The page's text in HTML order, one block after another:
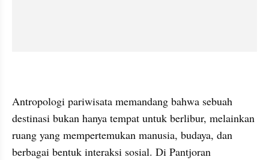
Antropologi pariwisata memandang bahwa sebuah
destinasi bukan hanya tempat untuk berlibur, melainkan
ruang yang mempertemukan manusia, budaya, dan
berbagai bentuk interaksi sosial. Di Pantjoran